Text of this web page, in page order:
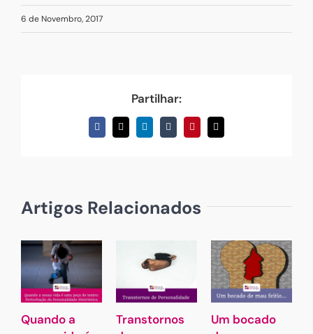
menos?
6 de Novembro, 2017
Partilhar:
Facebook
X LinkedInTumblrPinterestEmail
(necessário
Artigos Relacionados
Quando a
Transtornos
Um bocado